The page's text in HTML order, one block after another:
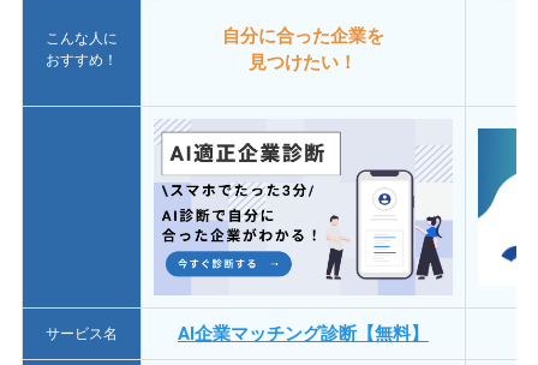
こんな人に
おすすめ！
自分に合った企業を
見つけたい！
サービス名 AI企業マッチング診断【無料】